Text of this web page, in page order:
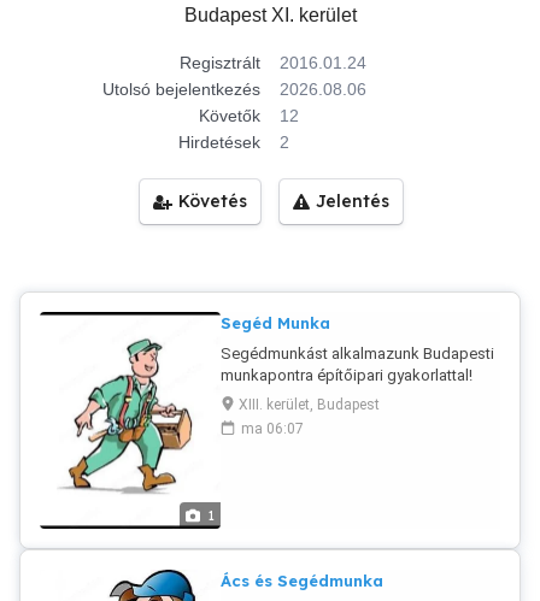
Budapest XI. kerület
Regisztrált
2016.01.24
Utolsó bejelentkezés
2026.08.06
Követők
12
Hirdetések
2
Követés Jelentés
1
Segéd Munka
Segédmunkást alkalmazunk Budapesti
munkapontra építőipari gyakorlattal!
Hosszútávú munka! Szükség esetén
szállás biztosítva! Tel: 06706067716
XIII. kerület, Budapest
ma 06:07
Ács és Segédmunka